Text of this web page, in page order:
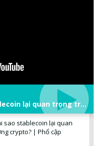
Stablecoin là gì? Tại sao stablecoin lại quan trọng trong thị trường crypto? | Phổ cập Blockchain
sao stablecoin lại quan
crypto? | Phổ cập